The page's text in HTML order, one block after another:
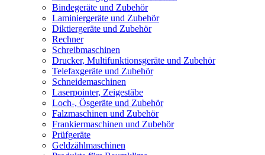
Bindegeräte und Zubehör
Laminiergeräte und Zubehör
Diktiergeräte und Zubehör
Rechner
Schreibmaschinen
Drucker, Multifunktionsgeräte und Zubehör
Telefaxgeräte und Zubehör
Schneidemaschinen
Laserpointer, Zeigestäbe
Loch-, Ösgeräte und Zubehör
Falzmaschinen und Zubehör
Frankiermaschinen und Zubehör
Prüfgeräte
Geldzählmaschinen